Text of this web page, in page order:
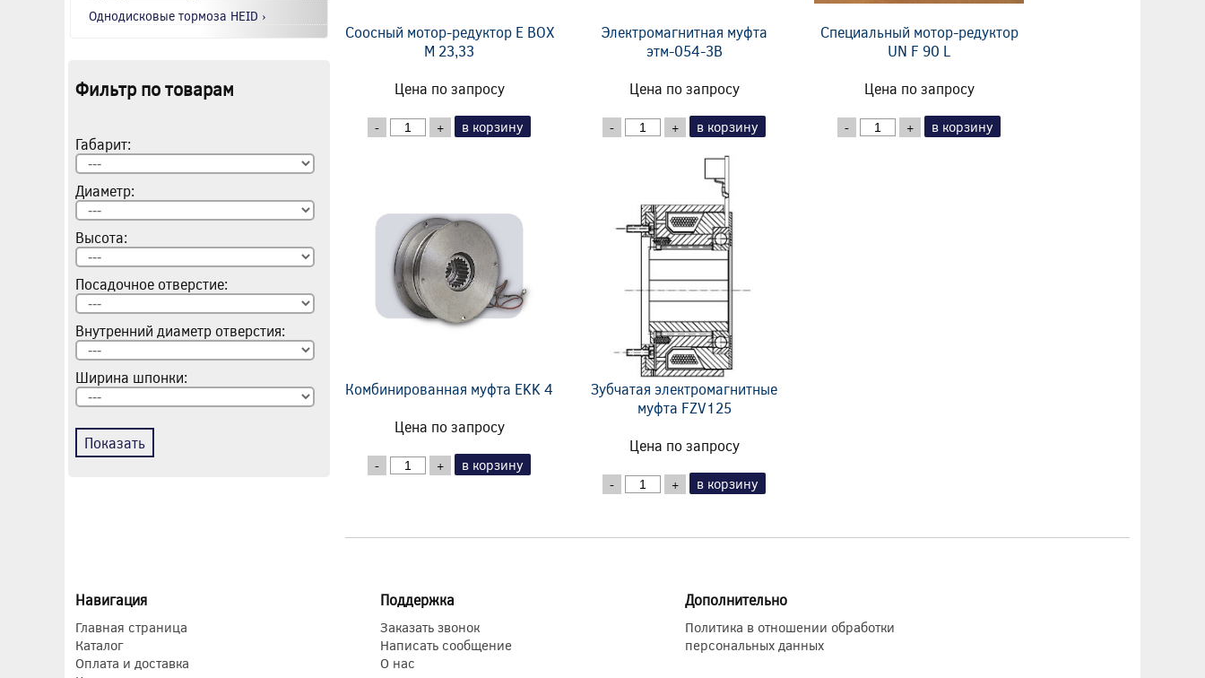
Однодисковые тормоза HEID ›
Фильтр по товарам
Габарит:
Диаметр:
Высота:
Посадочное отверстие:
Внутренний диаметр отверстия:
Ширина шпонки:
Показать
Соосный мотор-редуктор E BOX
M 23,33
Цена по запросу
- + в корзину
Электромагнитная муфта
этм-054-3В
Цена по запросу
- + в корзину
Специальный мотор-редуктор
UN F 90 L
Цена по запросу
- + в корзину
Комбинированная муфта EKK 4
Цена по запросу
- + в корзину
Зубчатая электромагнитные
муфта FZV125
Цена по запросу
- + в корзину
Навигация
Главная страница
Каталог
Оплата и доставка
Поддержка
Заказать звонок
Написать сообщение
О нас
Дополнительно
Политика в отношении обработки
персональных данных